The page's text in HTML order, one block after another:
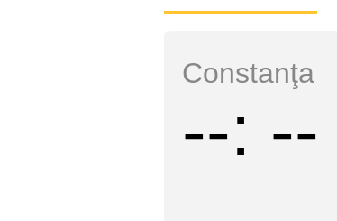
Constanţa
-- --